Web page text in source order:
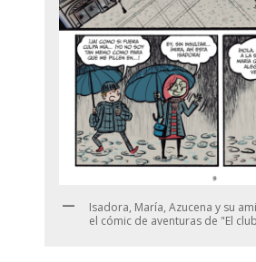
Isadora, María, Azucena y su
el cómic de aventuras de "El